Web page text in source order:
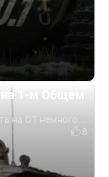
на 1-м Общем
на OT немного...
8